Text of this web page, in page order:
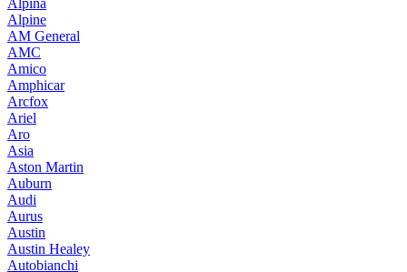
Alpine
AM General
AMC
Amico
Amphicar
Arcfox
Ariel
Aro
Asia
Aston Martin
Auburn
Audi
Aurus
Austin
Austin Healey
Autobianchi